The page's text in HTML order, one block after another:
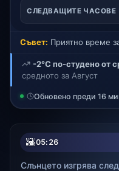
СЛЕДВАЩИТЕ ЧАСОВЕ
Съвет: Приятно време
-2°C по-студено от
средното за Август
Обновено преди 16
🌇05:26
Слънцето изгрява